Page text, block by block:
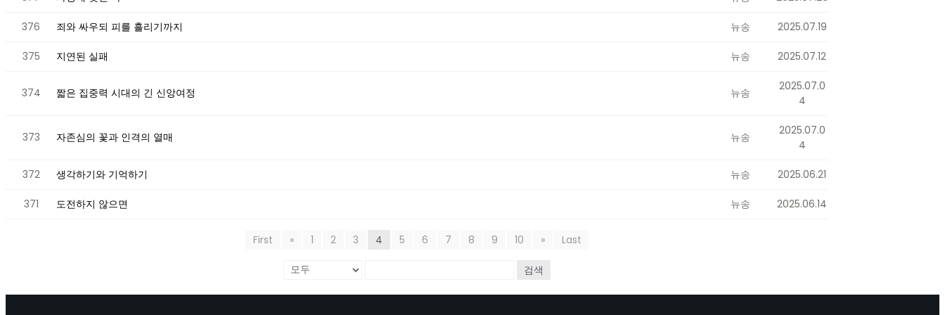
376 죄와 싸우되 피를 흘리기까지 뉴송 2025.07.19
375 지연된 실패 뉴송 2025.07.12
374 짧은 집중력 시대의 긴 신앙여정 뉴송
2025.07.0
4
373 자존심의 꽃과 인격의 열매 뉴송
2025.07.0
4
372 생각하기와 기억하기 뉴송 2025.06.21
371 도전하지 않으면 뉴송 2025.06.14
First « 1 2 3 4 5 6 7 8 9 10 » Last
검색